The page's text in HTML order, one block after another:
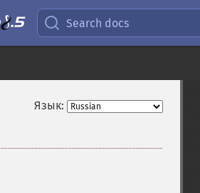
Search docs
Язык: